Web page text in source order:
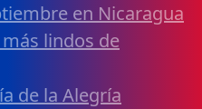
en Nicaragua
lindos de
de la Alegría